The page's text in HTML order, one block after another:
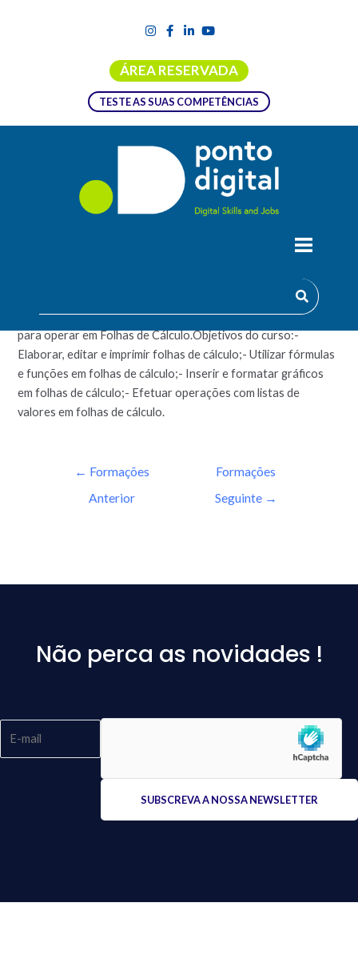
ÁREA RESERVADA
TESTE AS SUAS COMPETÊNCIAS
Esta formação permitirá obter conhecimentos intermédios
para operar em Folhas de Cálculo.Objetivos do curso:-
Elaborar, editar e imprimir folhas de cálculo;- Utilizar fórmulas
e funções em folhas de cálculo;- Inserir e formatar gráficos
em folhas de cálculo;- Efetuar operações com listas de
valores em folhas de cálculo.
← Formações
Anterior
Formações
Seguinte →
Não perca as novidades !